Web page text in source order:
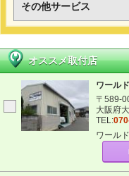
その他サービス
オススメ取付店
ワール
〒589-
大阪府
TEL:
ワール